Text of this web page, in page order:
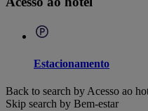
Estacionamento
Back to search by Acesso ao
Skip search by Bem-estar